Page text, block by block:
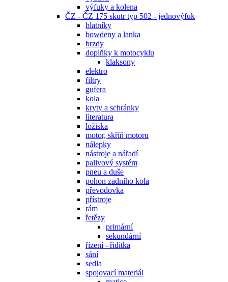
výfuky a kolena
ČZ - ČZ 175 skutr typ 502 - jednovýfuk
blatníky
bowdeny a lanka
brzdy
doplňky k motocyklu
klaksony
elektro
filtry
gufera
kola
kryty a schránky
literatura
ložiska
motor, skříň motoru
nálepky
nástroje a nářadí
palivový systém
pneu a duše
pohon zadního kola
převodovka
přístroje
rám
řetězy
primární
sekundární
řízení - řidítka
sání
sedla
spojovací materiál